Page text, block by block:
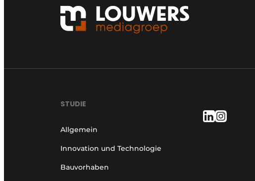
STUDIE
Allgemein
Innovation und Technologie
Bauvorhaben